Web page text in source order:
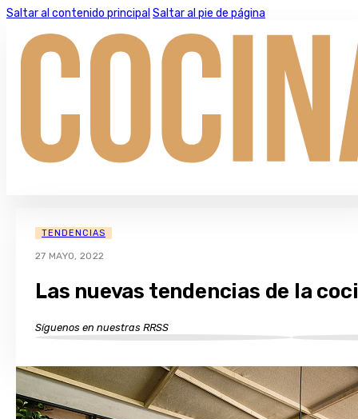
Saltar al contenido principal Saltar al pie de página
TENDENCIAS
27 MAYO, 2022
Las nuevas tendencias de la
Síguenos en nuestras RRSS